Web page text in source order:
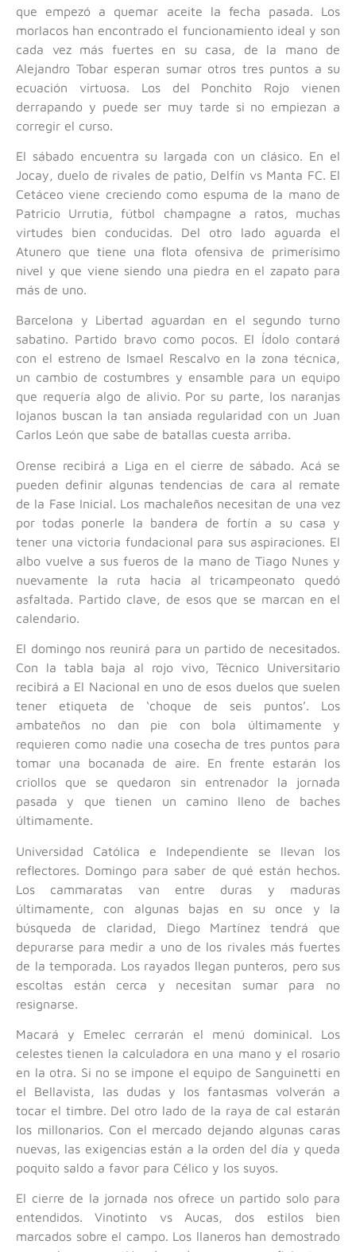
que empezó a quemar aceite la fecha pasada. Los
morlacos han encontrado el funcionamiento ideal y son
cada vez más fuertes en su casa, de la mano de
Alejandro Tobar esperan sumar otros tres puntos a su
ecuación virtuosa. Los del Ponchito Rojo vienen
derrapando y puede ser muy tarde si no empiezan a
corregir el curso.
El sábado encuentra su largada con un clásico. En el
Jocay, duelo de rivales de patio, Delfín vs Manta FC. El
Cetáceo viene creciendo como espuma de la mano de
Patricio Urrutia, fútbol champagne a ratos, muchas
virtudes bien conducidas. Del otro lado aguarda el
Atunero que tiene una flota ofensiva de primerísimo
nivel y que viene siendo una piedra en el zapato para
más de uno.
Barcelona y Libertad aguardan en el segundo turno
sabatino. Partido bravo como pocos. El Ídolo contará
con el estreno de Ismael Rescalvo en la zona técnica,
un cambio de costumbres y ensamble para un equipo
que requería algo de alivio. Por su parte, los naranjas
lojanos buscan la tan ansiada regularidad con un Juan
Carlos León que sabe de batallas cuesta arriba.
Orense recibirá a Liga en el cierre de sábado. Acá se
pueden definir algunas tendencias de cara al remate
de la Fase Inicial. Los machaleños necesitan de una vez
por todas ponerle la bandera de fortín a su casa y
tener una victoria fundacional para sus aspiraciones. El
albo vuelve a sus fueros de la mano de Tiago Nunes y
nuevamente la ruta hacia al tricampeonato quedó
asfaltada. Partido clave, de esos que se marcan en el
calendario.
El domingo nos reunirá para un partido de necesitados.
Con la tabla baja al rojo vivo, Técnico Universitario
recibirá a El Nacional en uno de esos duelos que suelen
tener etiqueta de ‘choque de seis puntos’. Los
ambateños no dan pie con bola últimamente y
requieren como nadie una cosecha de tres puntos para
tomar una bocanada de aire. En frente estarán los
criollos que se quedaron sin entrenador la jornada
pasada y que tienen un camino lleno de baches
últimamente.
Universidad Católica e Independiente se llevan los
reflectores. Domingo para saber de qué están hechos.
Los cammaratas van entre duras y maduras
últimamente, con algunas bajas en su once y la
búsqueda de claridad, Diego Martínez tendrá que
depurarse para medir a uno de los rivales más fuertes
de la temporada. Los rayados llegan punteros, pero sus
escoltas están cerca y necesitan sumar para no
resignarse.
Macará y Emelec cerrarán el menú dominical. Los
celestes tienen la calculadora en una mano y el rosario
en la otra. Si no se impone el equipo de Sanguinetti en
el Bellavista, las dudas y los fantasmas volverán a
tocar el timbre. Del otro lado de la raya de cal estarán
los millonarios. Con el mercado dejando algunas caras
nuevas, las exigencias están a la orden del día y queda
poquito saldo a favor para Célico y los suyos.
El cierre de la jornada nos ofrece un partido solo para
entendidos. Vinotinto vs Aucas, dos estilos bien
marcados sobre el campo. Los llaneros han demostrado